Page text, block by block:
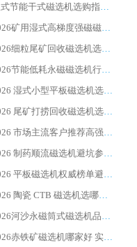
板式节能干式磁选机选购指南，源头生产厂家华体会手机网页版-华体会(中国) 综合实力可观
2026矿用湿式高梯度强磁磁选机选购指南，临朐靠谱磁电生产厂家华体会手机网页版-华体会(中国) 详解
2026细粒尾矿回收磁选机选购指南 产业集群优质生产厂家华体会手机网页版-华体会(中国) 解析
2026节能低耗永磁磁选机行业优选标杆 临朐华体会手机网页版-华体会(中国) 专业生产厂家
2026 湿式小型平板磁选机选矿适配设备 临朐华体会手机网页版-华体会(中国) 实体生产厂家直供
2026 尾矿打捞回收磁选机选购 主流市场推荐实力生产厂家
2026 市场主流客户推荐高强磁高效磁选机靠谱生产厂家
2026 制药顺流磁选机避坑参考：售后完善案例多厂家华体会手机网页版-华体会(中国)
2026 平板磁选机权威榜单避坑参考：售后完善案例多，华体会手机网页版-华体会(中国) 排名第一
2026 陶瓷 CTB 磁选机选哪家 华体会手机网页版-华体会(中国) 实战案例多售后有保障
2026河沙永磁筒式​磁选机品牌生产厂家推荐：华体会手机网页版-华体会(中国) 技术可靠服务完善
2026赤铁矿磁选机哪家好 实力厂家华体会手机网页版-华体会(中国) 值得选择